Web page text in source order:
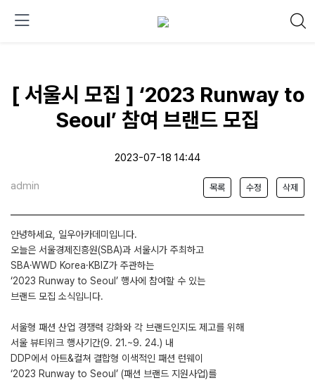
[ 서울시 모집 ] ‘2023 Runway to
Seoul’ 참여 브랜드 모집
2023-07-18 14:44
admin 목록 수정 삭제
안녕하세요, 일우아카데미입니다.
오늘은 서울경제진흥원(SBA)과 서울시가 주최하고
SBA·WWD Korea·KBIZ가 주관하는
‘2023 Runway to Seoul’ 행사에 참여할 수 있는
브랜드 모집 소식입니다.
서울형 패션 산업 경쟁력 강화와 각 브랜드인지도 제고를 위해
서울 뷰티위크 행사기간(9. 21.~9. 24.) 내
DDP에서 아트&컬쳐 결합형 이색적인 패션 런웨이
‘2023 Runway to Seoul’ (패션 브랜드 지원사업)를